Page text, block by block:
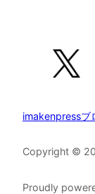
imakenpressブ
Copyright ©
Proudly